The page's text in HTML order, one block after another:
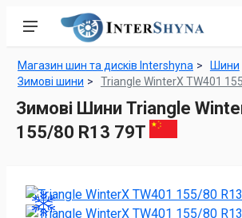
Магазин шин та дисків Intershyna Шини
Зимові шини
Triangle WinterX TW401
Зимові Шини Triangle
155/80 R13 79T